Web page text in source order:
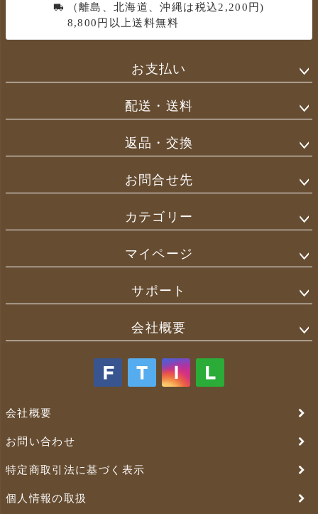
（離島、北海道、沖縄は税込2,200円)
8,800円以上送料無料
お支払い
配送・送料
返品・交換
お問合せ先
カテゴリー
マイページ
サポート
会社概要
会社概要
お問い合わせ
特定商取引法に基づく表示
個人情報の取扱